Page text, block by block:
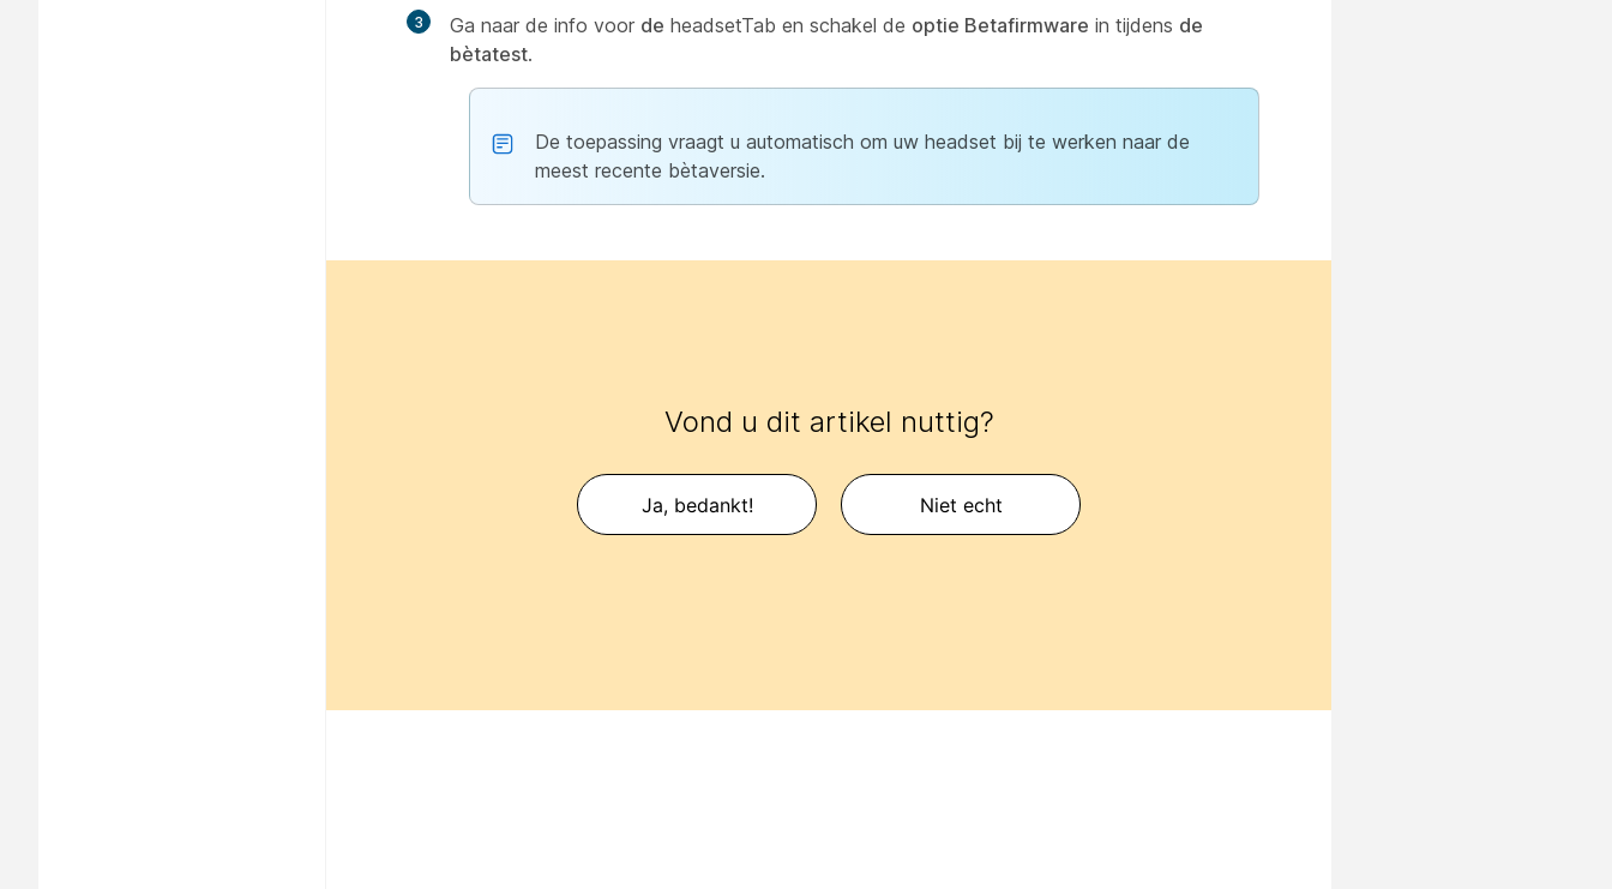
3 Ga naar de info voor de headsetTab en schakel de optie Betafirmware in tijdens de
bètatest.
De toepassing vraagt u automatisch om uw headset bij te werken naar de
meest recente bètaversie.
Vond u dit artikel nuttig?
Ja, bedankt! Niet echt